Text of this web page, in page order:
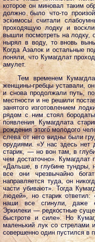
которое он миновал таким
должно было что-то
эскимосы считали
проходящую лодку и
вышли посмотреть на лодку,
нырял в воду, то вновь
Когда Азалок и остальные
поняли, что Кумагдлат
амулет.
Тем временем
женщины-гребцы уставали,
и снова продолжали путь,
местности и не решили
занятого изготовлением
рядом с ним стоял
появления Кумагдлата
рождения этого молодого
слева от него видны были
орудиями. «У нас здесь нет
старик, — но вон там, в
чем достаточно». Кумагдлат
«Дальше, в глубине тундры,
все они чрезвычайно
направляется туда, он
части убивают». Тогда
людей», но старик
наши все сгинули, даже
Эркилеки — редкостные
быстроте и силе». Но
маленький лук со стрелами
совершенно один пустился в